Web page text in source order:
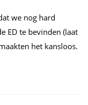
we nog hard
ED te bevinden (laat
het kansloos.